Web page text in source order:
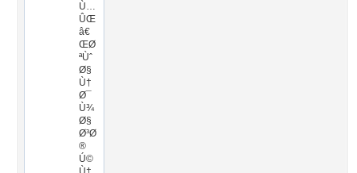
Ù…
ÛŒ
â€
ŒØ
ªÙˆ
Ø§
Ù†
Ø¯
Ù¾
Ø§
Ø³Ø
®
Ú©